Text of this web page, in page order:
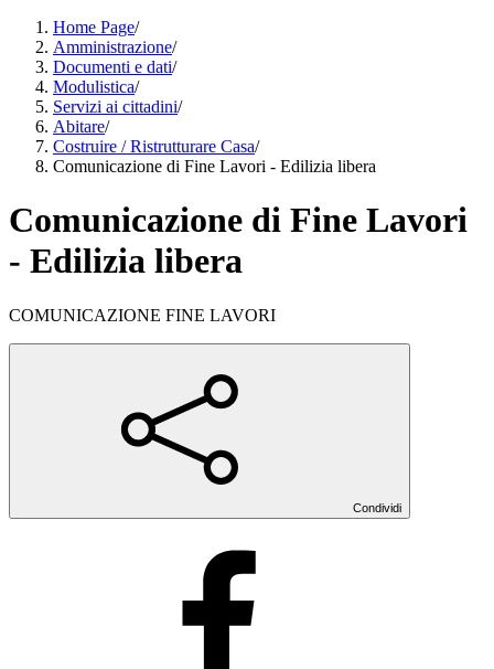
Home Page/
Amministrazione/
Documenti e dati/
Modulistica/
Servizi ai cittadini/
Abitare/
Costruire / Ristrutturare Casa/
Comunicazione di Fine Lavori - Edilizia libera
Comunicazione di Fine Lavori
- Edilizia libera
COMUNICAZIONE FINE LAVORI
Condividi